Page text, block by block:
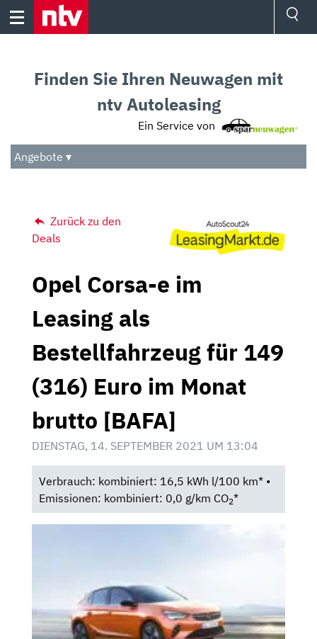
Skip
Audio
Das Beste
Finden Sie Ihren Neuwagen mit
ntv Autoleasing
Ein Service von
Angebote ▾
Zurück zu den
Deals
Opel Corsa-e im
Leasing als
Bestellfahrzeug für 149
(316) Euro im Monat
brutto [BAFA]
DIENSTAG, 14. SEPTEMBER 2021 UM 13:04
Verbrauch: kombiniert: 16,5 kWh l/100 km* •
Emissionen: kombiniert: 0,0 g/km CO2*